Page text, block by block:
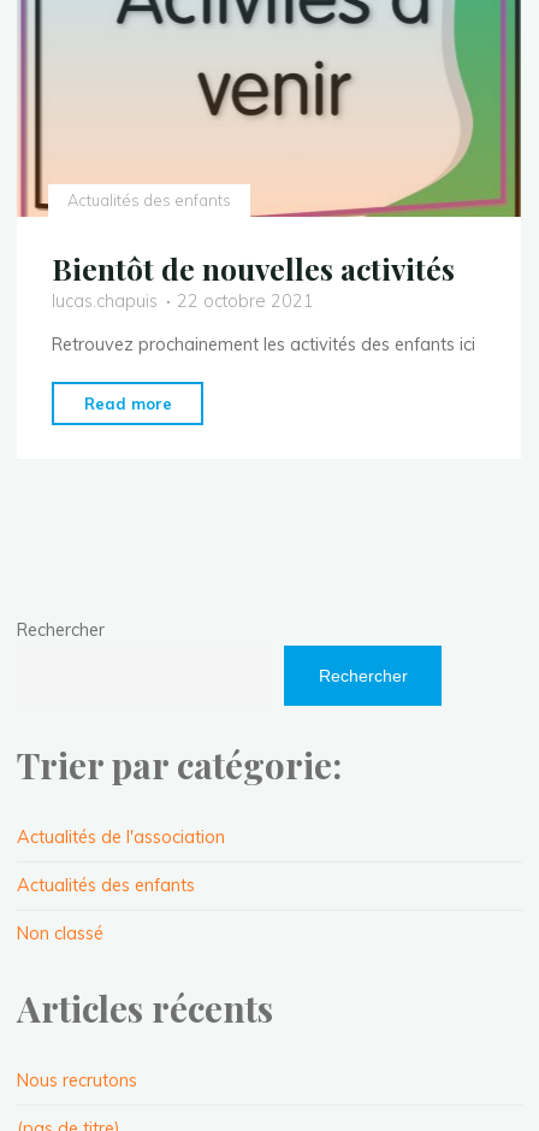
Actualités des enfants
Bientôt de nouvelles activités
lucas.chapuis
22 octobre 2021
Retrouvez prochainement les activités des enfants ici
Read more
de
Rechercher
Rechercher
Trier par catégorie:
Actualités de l'association
Actualités des enfants
Non classé
Articles récents
Nous recrutons